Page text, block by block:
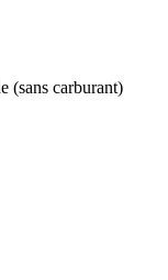
(sans carburant)